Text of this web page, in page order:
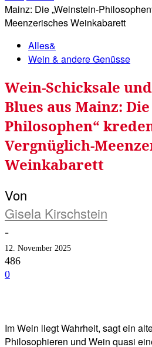
Mainz: Die „Weinstein-
Meenzerisches Weinkabarett
Alles&
Wein & andere Genüsse
Wein-Schicksale
Blues aus Mainz:
Philosophen“
Vergnüglich-
Weinkabarett
Von
Gisela Kirschstein
-
12. November 2025
486
0
Im Wein liegt Wahrheit, sagt ein
Philosophieren und Wein quasi